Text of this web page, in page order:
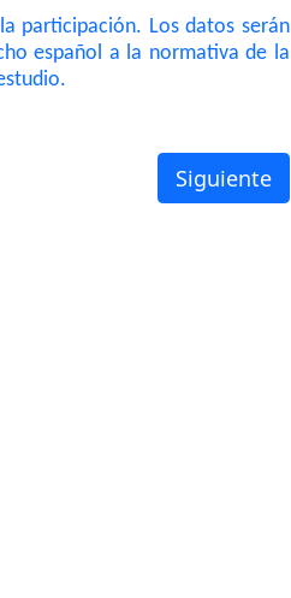
participación. Los datos serán
español a la normativa de la
Siguiente